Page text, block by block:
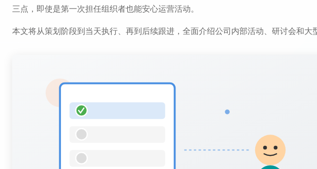
三点，即使是第一次担任组织者也能安心运营活动。
本文将从策划阶段到当天执行、再到后续跟进，全面介绍公司内部活动、研讨会和大